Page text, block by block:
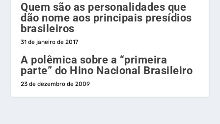
Quem são as personalidades que
dão nome aos principais presídios
brasileiros
31 de janeiro de 2017
A polêmica sobre a “primeira
parte” do Hino Nacional Brasileiro
23 de dezembro de 2009